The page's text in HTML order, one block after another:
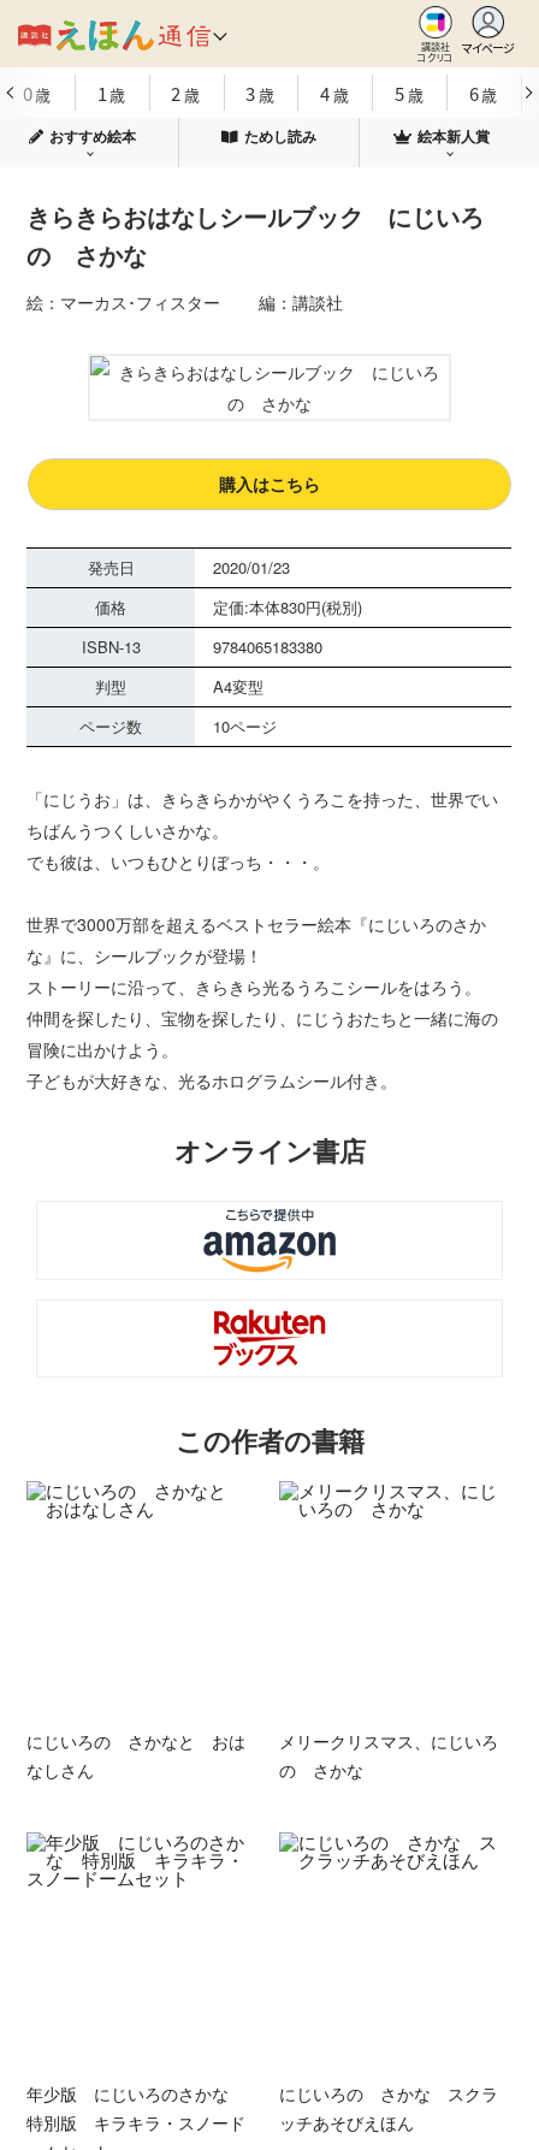
講談社
コクリコ
マイページ
0歳 1歳 2 歳 3歳 4歳 5歳 6歳
おすすめ絵本 ためし読み 絵本新人賞
きらきらおはなしシールブック にじいろ
の さかな
絵：マーカス･フィスター 編：講談社
購入はこちら
発売日
2020/01/23
価格
定価:本体830円(税別)
ISBN-13
9784065183380
判型
A4変型
ページ数
10ページ
「にじうお」は、きらきらかがやくうろこを持った、世界でい
ちばんうつくしいさかな。
でも彼は、いつもひとりぼっち・・・。
世界で3000万部を超えるベストセラー絵本『にじいろのさか
な』に、シールブックが登場！
ストーリーに沿って、きらきら光るうろこシールをはろう。
仲間を探したり、宝物を探したり、にじうおたちと一緒に海の
冒険に出かけよう。
子どもが大好きな、光るホログラムシール付き。
オンライン書店
この作者の書籍
にじいろの さかなと おは
なしさん
メリークリスマス、にじいろ
の さかな
年少版 にじいろのさかな
特別版 キラキラ・スノード
にじいろの さかな スクラ
ッチあそびえほん